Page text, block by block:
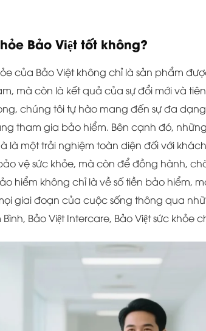
Bảo Việt tốt không?
của Bảo Việt không chỉ là sản phẩm
mà còn là kết quả của sự đổi mới và
chúng tôi tự hào mang đến sự đa
tham gia bảo hiểm. Bên cạnh đó, những
là một trải nghiệm toàn diện đối với
vệ sức khỏe, mà còn để đồng hành,
hiểm không chỉ là về số tiền bảo hiểm,
giai đoạn của cuộc sống thông qua
Bình, Bảo Việt Intercare, Bảo Việt sức khỏe